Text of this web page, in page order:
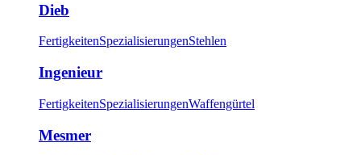
Dieb
FertigkeitenSpezialisierungenStehlen
Ingenieur
FertigkeitenSpezialisierungenWaffengürtel
Mesmer